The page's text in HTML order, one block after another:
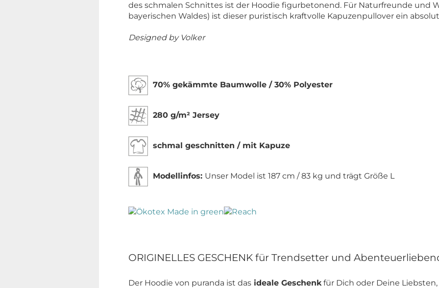
des schmalen Schnittes ist der Hoodie figurbetonend. Für Naturfreunde und
bayerischen Waldes) ist dieser puristisch kraftvolle Kapuzenpullover ein
Designed by Volker
70% gekämmte Baumwolle / 30% Polyester
280 g/m² Jersey
schmal geschnitten / mit Kapuze
Modellinfos: Unser Model ist 187 cm / 83 kg und trägt Größe L
ORIGINELLES GESCHENK für Trendsetter und
Der Hoodie von puranda ist das ideale Geschenk für Dich oder Deine